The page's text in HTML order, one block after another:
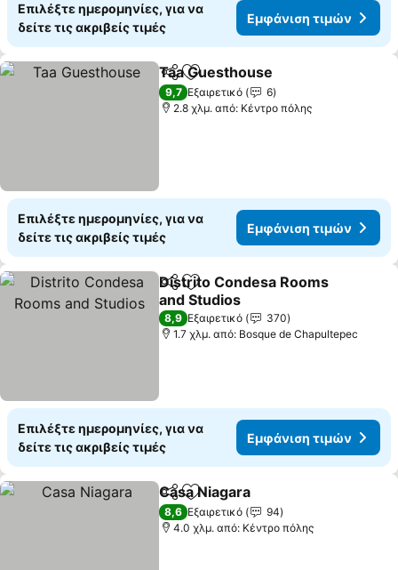
Επιλέξτε ημερομηνίες, για να
δείτε τις ακριβείς τιμές
Εμφάνιση τιμών
Κοινοποίηση
Προσθήκη στα αγαπημένα
Taa Guesthouse
9,7 Εξαιρετικό
6
2.8 χλμ. από: Κέντρο πόλης
Επιλέξτε ημερομηνίες, για να
δείτε τις ακριβείς τιμές
Εμφάνιση τιμών
Κοινοποίηση
Προσθήκη στα αγαπημένα
Distrito Condesa Rooms
and Studios
Εμφάνιση τιμών
8,9 Εξαιρετικό
370
1.7 χλμ. από: Bosque de Chapultepec
Επιλέξτε ημερομηνίες, για να
δείτε τις ακριβείς τιμές
Εμφάνιση τιμών
Κοινοποίηση
Προσθήκη στα αγαπημένα
Casa Niagara
8,6 Εξαιρετικό
94
4.0 χλμ. από: Κέντρο πόλης